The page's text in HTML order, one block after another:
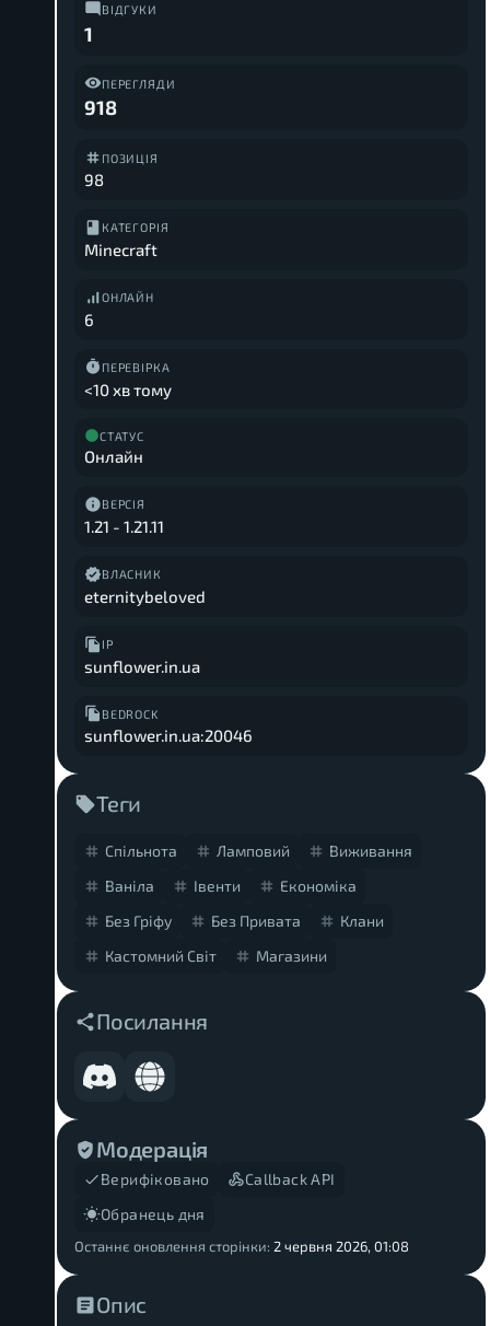
Опис
ВІДГУКИ
1
ПЕРЕГЛЯДИ
918
ПОЗИЦІЯ
98
КАТЕГОРІЯ
Minecraft
ОНЛАЙН
6
ПЕРЕВІРКА
<10 хв тому
СТАТУС
Онлайн
ВЕРСІЯ
1.21 - 1.21.11
ВЛАСНИК
eternitybeloved
IP
sunflower.in.ua
BEDROCK
sunflower.in.ua:20046
Теги
Спільнота Ламповий
Виживання
Ваніла
Івенти
Економіка
Без Гріфу
Без Привата
Клани
Кастомний Світ
Магазини
Посилання
Модерація
Верифіковано
Callback API
Обранець дня
Останнє оновлення сторінки: 2 червня 2026, 01:08